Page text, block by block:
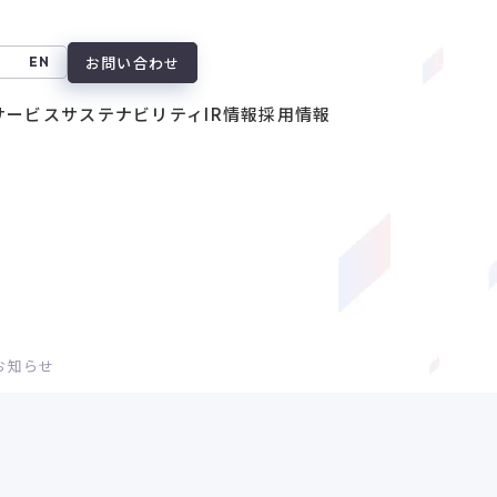
EN お問い合わせ
ービスサステナビリティ IR情報採用情報
知らせ